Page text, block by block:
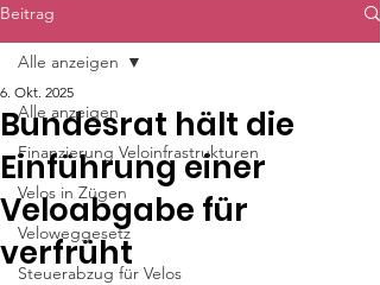
Beitrag
Alle anzeigen
Finanzierung Veloinfrastrukturen
Velos in Zügen
Veloweggesetz
Steuerabzug für Velos
Alle anzeigen
Bundesrat hält die
Einführung einer
Veloabgabe für
verfrüht
6. Okt. 2025